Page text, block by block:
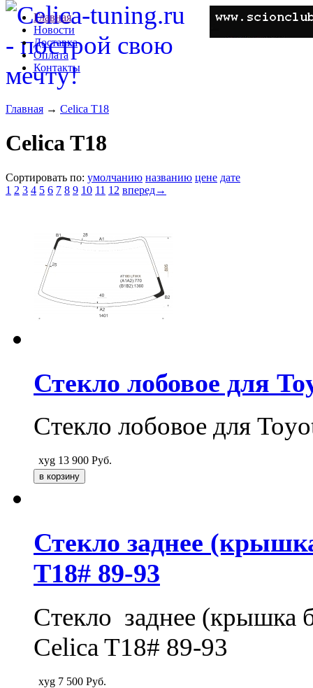
Главная
Новости
Доставка
Оплата
Контакты
Главная → Celica T18
Celica T18
Сортировать по: умолчанию названию цене дате
1 2 3 4 5 6 7 8 9 10 11 12 вперед→
Стекло лобовое для
Стекло лобовое для
xyg 13 900 Руб.
Стекло заднее
T18# 89-93
Стекло заднее (крышка
Celica T18# 89-93
xyg 7 500 Руб.